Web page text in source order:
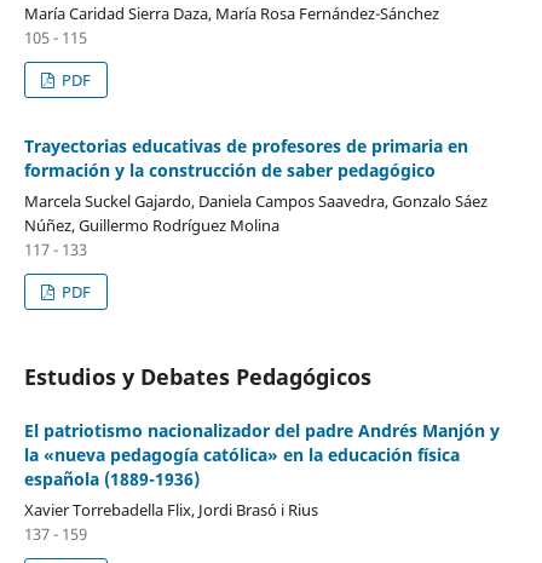
María Caridad Sierra Daza, María Rosa Fernández-Sánchez
105 - 115
PDF
Trayectorias educativas de profesores de primaria en
formación y la construcción de saber pedagógico
Marcela Suckel Gajardo, Daniela Campos Saavedra, Gonzalo Sáez
Núñez, Guillermo Rodríguez Molina
117 - 133
PDF
Estudios y Debates Pedagógicos
El patriotismo nacionalizador del padre Andrés Manjón y
la «nueva pedagogía católica» en la educación física
española (1889-1936)
Xavier Torrebadella Flix, Jordi Brasó i Rius
137 - 159